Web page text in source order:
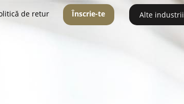
de retur Înscrie-te Alte industrii